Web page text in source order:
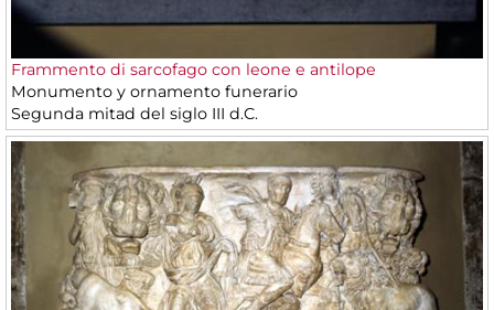
Frammento di sarcofago con leone e antilope
Monumento y ornamento funerario
Segunda mitad del siglo III d.C.